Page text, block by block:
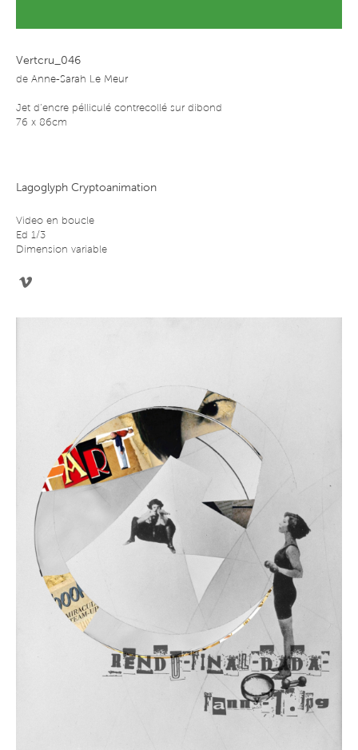
Vertcru_046
de Anne-Sarah Le Meur
Jet d’encre pélliculé contrecollé sur dibond
76 x 86cm
Lagoglyph Cryptoanimation
Video en boucle
Ed 1/3
Dimension variable